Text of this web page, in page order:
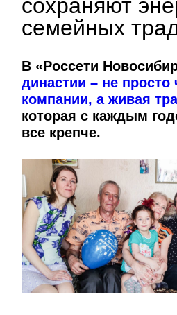
сохраняют
семейных
В «Россети
династии – не просто
компании, а живая
которая с каждым
все крепче.